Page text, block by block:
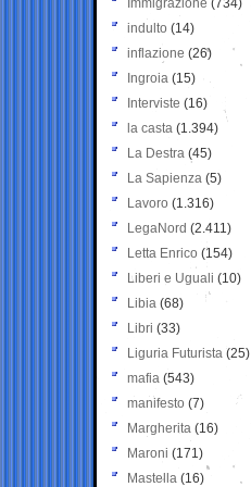
Immigrazione (734)
indulto (14)
inflazione (26)
Ingroia (15)
Interviste (16)
la casta (1.394)
La Destra (45)
La Sapienza (5)
Lavoro (1.316)
LegaNord (2.411)
Letta Enrico (154)
Liberi e Uguali (10)
Libia (68)
Libri (33)
Liguria Futurista (25)
mafia (543)
manifesto (7)
Margherita (16)
Maroni (171)
Mastella (16)